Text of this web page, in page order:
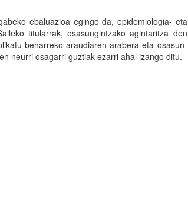
ebaluazioa egingo da, epidemiologia- eta
titularrak, osasungintzako agintaritza den
beharreko araudiaren arabera eta osasun-
neurri osagarri guztiak ezarri ahal izango ditu.